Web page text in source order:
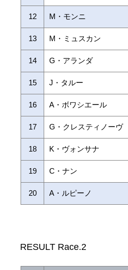
12 M・モンニ
13 M・ミュスカン
14 G・アランダ
15 J・タルー
16 A・ボワシエール
17 G・クレスティノーヴ
18 K・ヴォンサナ
19 C・ナン
20 A・ルピーノ
RESULT Race.2